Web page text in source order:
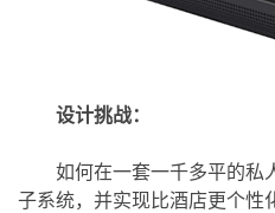
设计挑战：
如何在一套一千多平的私
子系统，并实现比酒店更个性